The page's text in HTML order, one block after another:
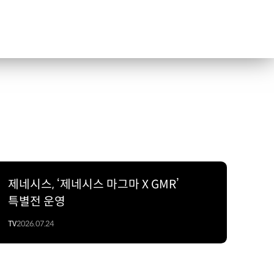
제네시스, ‘제네시스 마그마 X GMR’
특별전 운영
TV2026.07.24